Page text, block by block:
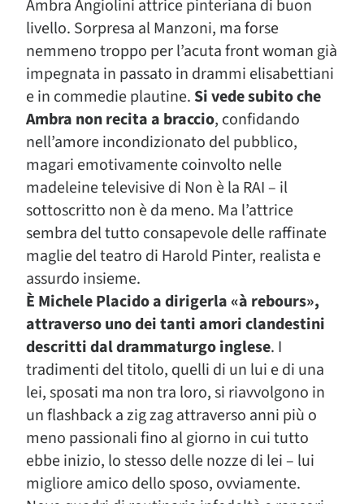
Ambra Angiolini attrice pinteriana di buon
livello. Sorpresa al Manzoni, ma forse
nemmeno troppo per l’acuta front woman già
impegnata in passato in drammi elisabettiani
e in commedie plautine. Si vede subito che
Ambra non recita a braccio, confidando
nell’amore incondizionato del pubblico,
magari emotivamente coinvolto nelle
madeleine televisive di Non è la RAI – il
sottoscritto non è da meno. Ma l’attrice
sembra del tutto consapevole delle raffinate
maglie del teatro di Harold Pinter, realista e
assurdo insieme.
È Michele Placido a dirigerla «à rebours»,
attraverso uno dei tanti amori clandestini
descritti dal drammaturgo inglese. I
tradimenti del titolo, quelli di un lui e di una
lei, sposati ma non tra loro, si riavvolgono in
un flashback a zig zag attraverso anni più o
meno passionali fino al giorno in cui tutto
ebbe inizio, lo stesso delle nozze di lei – lui
migliore amico dello sposo, ovviamente.